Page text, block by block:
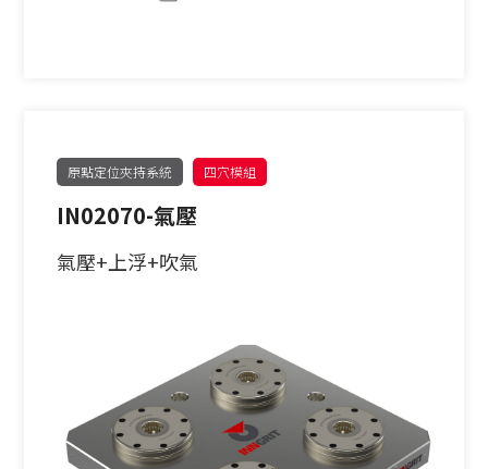
原點定位夾持系統 四穴模組
IN02070-氣壓
氣壓+上浮+吹氣